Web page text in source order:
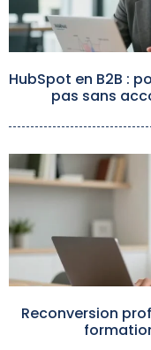
HubSpot en B2B :
pas sans
Reconversion